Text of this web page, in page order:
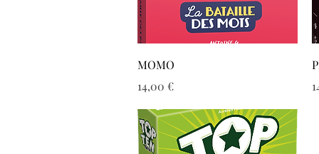
MOMO
Prix
14,00 €